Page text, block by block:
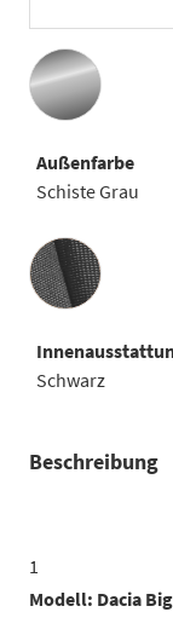
Außenfarbe
Schiste Grau
Innenausstattung
Schwarz
Beschreibung
1
Modell: Dacia